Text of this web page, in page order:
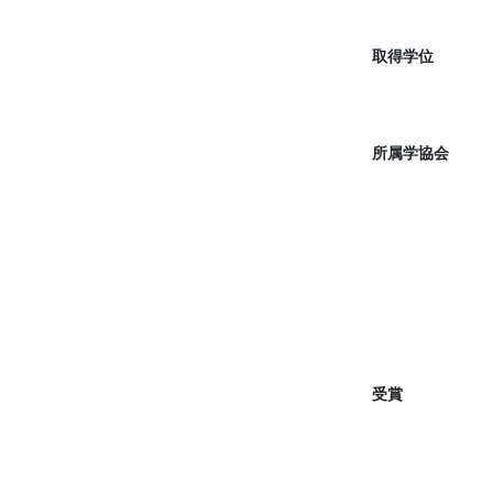
取得学位
所属学協会
受賞